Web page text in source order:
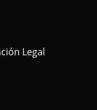
Legal